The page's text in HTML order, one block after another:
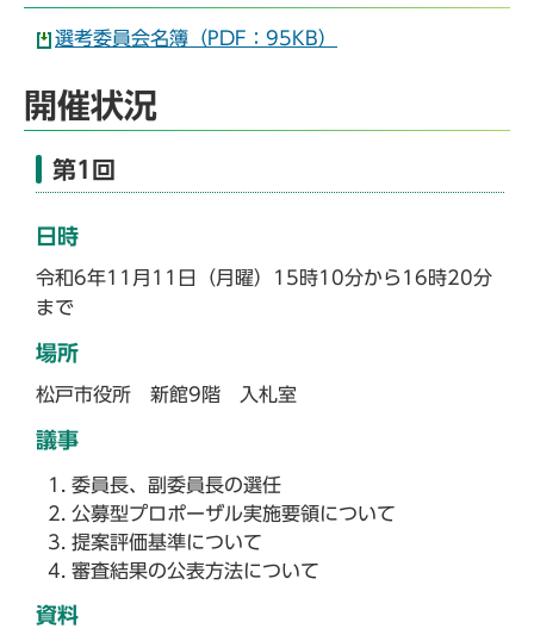
選考委員会名簿（PDF：95KB）
開催状況
第1回
日時
令和6年11月11日（月曜）15時10分から16時20分
まで
場所
松戸市役所 新館9階 入札室
議事
委員長、副委員長の選任
公募型プロポーザル実施要領について
提案評価基準について
審査結果の公表方法について
資料